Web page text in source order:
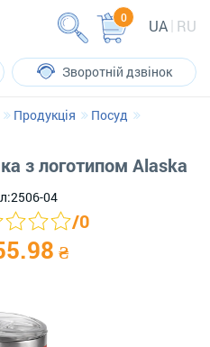
UA RU
0
Зворотній дзвінок
Продукція
Посуд
з логотипом Alaska
2506-04
/0
₴